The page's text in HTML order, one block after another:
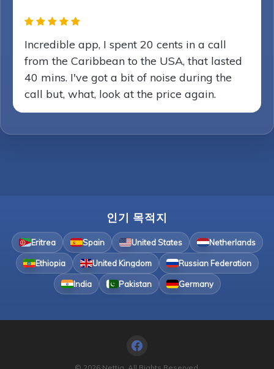
Incredible app, I spent 20 cents in a call
from the Caribbean to the USA, that lasted
40 mins. I've got a bit of noise during the
call but, what, look at the price again.
인기 목적지
Eritrea Spain United States Netherlands
Ethiopia United Kingdom Russian Federation
India Pakistan Germany